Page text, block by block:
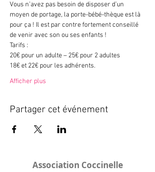
Vous n’avez pas besoin de disposer d’un
moyen de portage, la porte-bébé-thèque est là
pour ça ! Il est par contre fortement conseillé
de venir avec son ou ses enfants !
Tarifs :
20€ pour un adulte – 25€ pour 2 adultes
18€ et 22€ pour les adhérents.
Afficher plus
Partager cet événement
Association Coccinelle